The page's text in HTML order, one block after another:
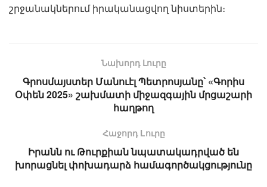
շրջանակներում իրականացվող նիստերին։
Նախորդ Լուրը
Գրոսմայստեր Մանուէլ Պետրոսյանը՝ «Գորիս
Օփեն 2025» շախմատի միջազգային մրցաշարի
հաղթող
Հաջորդ Lուրը
Իրանն ու Թուրքիան նպատակադրված են
խորացնել փոխադարձ համագործակցությունը